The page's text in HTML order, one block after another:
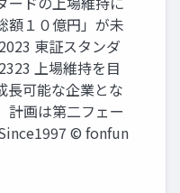
額１０億円」が未
東証スタンダ
上場維持を目
長可能な企業とな
計画は第二フェー
© fonfun